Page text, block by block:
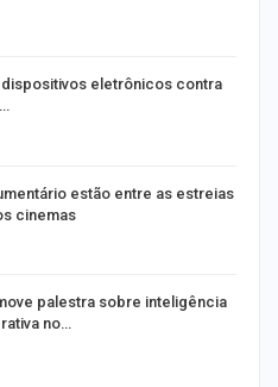
dispositivos eletrônicos contra
estão entre as estreias
cinemas
palestra sobre inteligência
no…